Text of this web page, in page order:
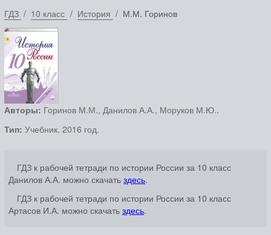
ГДЗ 10 класс История М.М. Горинов
Авторы: Горинов М.М., Данилов А.А., Моруков М.Ю..
Тип: Учебник. 2016 год.
ГДЗ к рабочей тетради по истории России за 10 класс
Данилов А.А. можно скачать здесь.
ГДЗ к рабочей тетради по истории России за 10 класс
Артасов И.А. можно скачать здесь.